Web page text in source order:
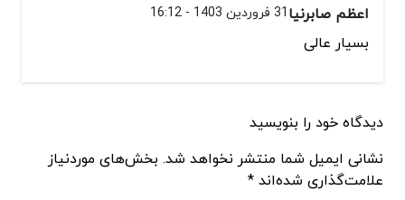
اعظم صابرنیا31 فروردین 1403 - 16:12
بسیار عالی
دیدگاه خود را بنویسید
نشانی ایمیل شما منتشر نخواهد شد. بخش‌های موردنیاز
علامت‌گذاری شده‌اند *